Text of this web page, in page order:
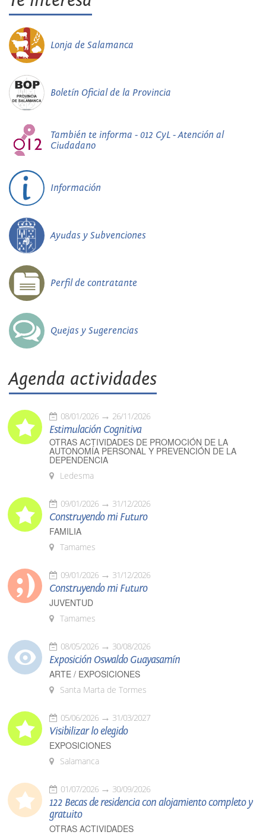
Lonja de Salamanca
Boletín Oficial de la Provincia
También te informa - 012 CyL - Atención al
Ciudadano
Información
Ayudas y Subvenciones
Perfil de contratante
Quejas y Sugerencias
Agenda actividades
08/01/2026 26/11/2026
Estimulación Cognitiva
OTRAS ACTIVIDADES DE PROMOCIÓN DE LA
AUTONOMÍA PERSONAL Y PREVENCIÓN DE LA
DEPENDENCIA
Ledesma
09/01/2026 31/12/2026
Construyendo mi Futuro
FAMILIA
Tamames
09/01/2026 31/12/2026
Construyendo mi Futuro
JUVENTUD
Tamames
08/05/2026 30/08/2026
Exposición Oswaldo Guayasamín
ARTE / EXPOSICIONES
Santa Marta de Tormes
05/06/2026 31/03/2027
Visibilizar lo elegido
EXPOSICIONES
Salamanca
01/07/2026 30/09/2026
122 Becas de residencia con alojamiento completo y
gratuito
OTRAS ACTIVIDADES